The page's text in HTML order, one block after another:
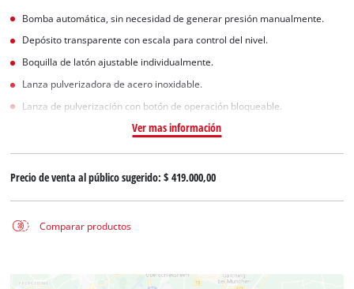
Bomba automática, sin necesidad de generar presión manualmente.
Depósito transparente con escala para control del nivel.
Boquilla de latón ajustable individualmente.
Lanza pulverizadora de acero inoxidable.
Lanza de pulverización con botón de operación bloqueable.
Ver mas información
Precio de venta al público sugerido:$ 419.000,00
Comparar productos